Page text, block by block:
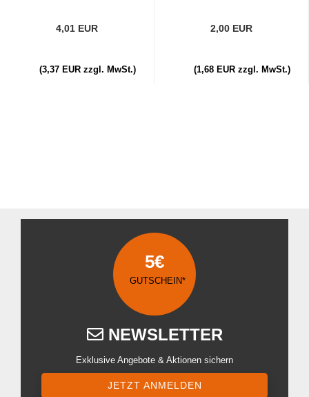
4,01 EUR
(3,37 EUR zzgl. MwSt.)
2,00 EUR
(1,68 EUR zzgl. MwSt.)
5€
GUTSCHEIN*
NEWSLETTER
Exklusive Angebote & Aktionen sichern
JETZT ANMELDEN